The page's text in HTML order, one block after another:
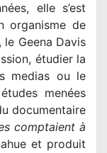
elle s’est
organisme de
le Geena Davis
étudier la
medias ou le
menées
documentaire
comptaient à
et produit